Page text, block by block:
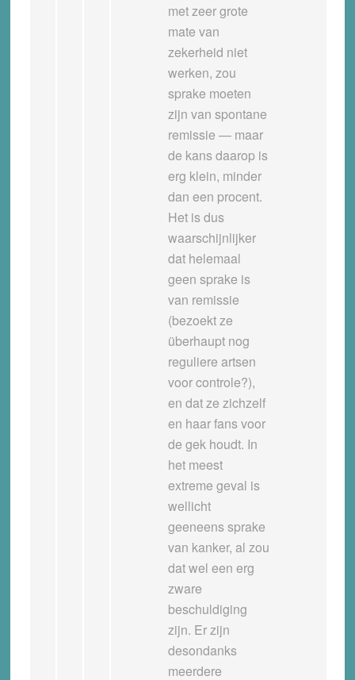
met zeer grote
mate van
zekerheid niet
werken, zou
sprake moeten
zijn van spontane
remissie — maar
de kans daarop is
erg klein, minder
dan een procent.
Het is dus
waarschijnlijker
dat helemaal
geen sprake is
van remissie
(bezoekt ze
überhaupt nog
reguliere artsen
voor controle?),
en dat ze zichzelf
en haar fans voor
de gek houdt. In
het meest
extreme geval is
wellicht
geeneens sprake
van kanker, al zou
dat wel een erg
zware
beschuldiging
zijn. Er zijn
desondanks
meerdere